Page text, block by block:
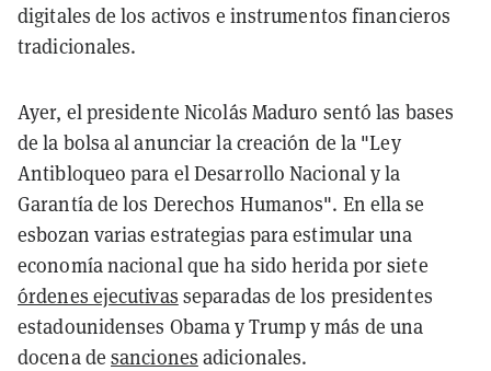
digitales de los activos e instrumentos financieros
tradicionales.
Ayer, el presidente Nicolás Maduro sentó las bases
de la bolsa al anunciar la creación de la "Ley
Antibloqueo para el Desarrollo Nacional y la
Garantía de los Derechos Humanos". En ella se
esbozan varias estrategias para estimular una
economía nacional que ha sido herida por siete
órdenes ejecutivas separadas de los presidentes
estadounidenses Obama y Trump y más de una
docena de sanciones adicionales.